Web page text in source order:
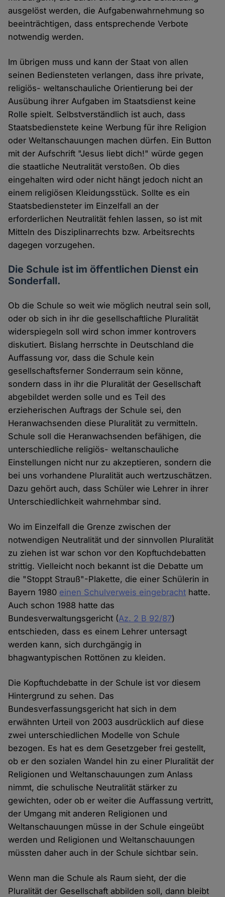
ausgelöst werden, die Aufgabenwahrnehmung so
beeinträchtigen, dass entsprechende Verbote
notwendig werden.
Im übrigen muss und kann der Staat von allen
seinen Bediensteten verlangen, dass ihre private,
religiös- weltanschauliche Orientierung bei der
Ausübung ihrer Aufgaben im Staatsdienst keine
Rolle spielt. Selbstverständlich ist auch, dass
Staatsbedienstete keine Werbung für ihre Religion
oder Weltanschauungen machen dürfen. Ein Button
mit der Aufschrift "Jesus liebt dich!" würde gegen
die staatliche Neutralität verstoßen. Ob dies
eingehalten wird oder nicht hängt jedoch nicht an
einem religiösen Kleidungsstück. Sollte es ein
Staatsbediensteter im Einzelfall an der
erforderlichen Neutralität fehlen lassen, so ist mit
Mitteln des Disziplinarrechts bzw. Arbeitsrechts
dagegen vorzugehen.
Die Schule ist im öffentlichen Dienst ein
Sonderfall.
Ob die Schule so weit wie möglich neutral sein soll,
oder ob sich in ihr die gesellschaftliche Pluralität
widerspiegeln soll wird schon immer kontrovers
diskutiert. Bislang herrschte in Deutschland die
Auffassung vor, dass die Schule kein
gesellschaftsferner Sonderraum sein könne,
sondern dass in ihr die Pluralität der Gesellschaft
abgebildet werden solle und es Teil des
erzieherischen Auftrags der Schule sei, den
Heranwachsenden diese Pluralität zu vermitteln.
Schule soll die Heranwachsenden befähigen, die
unterschiedliche religiös- weltanschauliche
Einstellungen nicht nur zu akzeptieren, sondern die
bei uns vorhandene Pluralität auch wertzuschätzen.
Dazu gehört auch, dass Schüler wie Lehrer in ihrer
Unterschiedlichkeit wahrnehmbar sind.
Wo im Einzelfall die Grenze zwischen der
notwendigen Neutralität und der sinnvollen Pluralität
zu ziehen ist war schon vor den Kopftuchdebatten
strittig. Vielleicht noch bekannt ist die Debatte um
die "Stoppt Strauß"-Plakette, die einer Schülerin in
Bayern 1980 einen Schulverweis eingebracht hatte.
Auch schon 1988 hatte das
Bundesverwaltungsgericht (Az. 2 B 92/87)
entschieden, dass es einem Lehrer untersagt
werden kann, sich durchgängig in
bhagwantypischen Rottönen zu kleiden.
Die Kopftuchdebatte in der Schule ist vor diesem
Hintergrund zu sehen. Das
Bundesverfassungsgericht hat sich in dem
erwähnten Urteil von 2003 ausdrücklich auf diese
zwei unterschiedlichen Modelle von Schule
bezogen. Es hat es dem Gesetzgeber frei gestellt,
ob er den sozialen Wandel hin zu einer Pluralität der
Religionen und Weltanschauungen zum Anlass
nimmt, die schulische Neutralität stärker zu
gewichten, oder ob er weiter die Auffassung vertritt,
der Umgang mit anderen Religionen und
Weltanschauungen müsse in der Schule eingeübt
werden und Religionen und Weltanschauungen
müssten daher auch in der Schule sichtbar sein.
Wenn man die Schule als Raum sieht, der die
Pluralität der Gesellschaft abbilden soll, dann bleibt